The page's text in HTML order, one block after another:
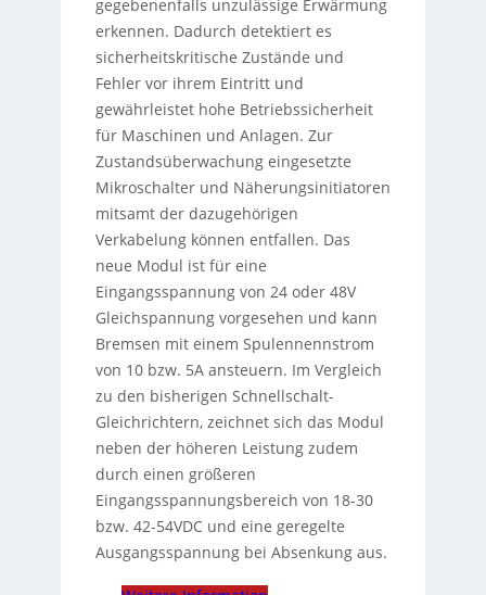
gegebenenfalls unzulässige Erwärmung
erkennen. Dadurch detektiert es
sicherheitskritische Zustände und
Fehler vor ihrem Eintritt und
gewährleistet hohe Betriebssicherheit
für Maschinen und Anlagen. Zur
Zustandsüberwachung eingesetzte
Mikroschalter und Näherungsinitiatoren
mitsamt der dazugehörigen
Verkabelung können entfallen. Das
neue Modul ist für eine
Eingangsspannung von 24 oder 48V
Gleichspannung vorgesehen und kann
Bremsen mit einem Spulennennstrom
von 10 bzw. 5A ansteuern. Im Vergleich
zu den bisherigen Schnellschalt-
Gleichrichtern, zeichnet sich das Modul
neben der höheren Leistung zudem
durch einen größeren
Eingangsspannungsbereich von 18-30
bzw. 42-54VDC und eine geregelte
Ausgangsspannung bei Absenkung aus.